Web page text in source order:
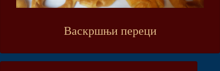
Васкршњи переци